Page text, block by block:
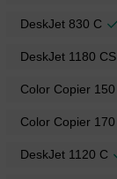
DeskJet 830 C
DeskJet 1180
Color Copier 150
Color Copier 170
DeskJet 1120 C